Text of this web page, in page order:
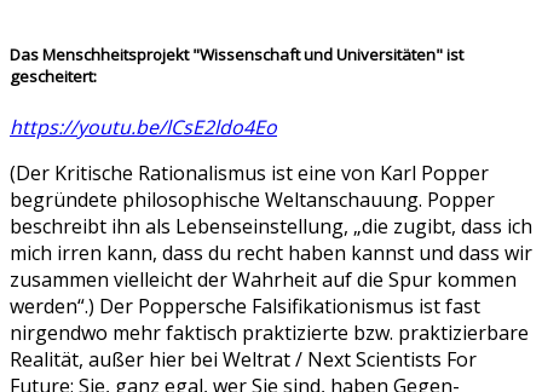
Das Menschheitsprojekt "Wissenschaft und Universitäten" ist
gescheitert:
https://youtu.be/lCsE2ldo4Eo
(Der Kritische Rationalismus ist eine von Karl Popper
begründete philosophische Weltanschauung. Popper
beschreibt ihn als Lebenseinstellung, „die zugibt, dass ich
mich irren kann, dass du recht haben kannst und dass wir
zusammen vielleicht der Wahrheit auf die Spur kommen
werden“.) Der Poppersche Falsifikationismus ist fast
nirgendwo mehr faktisch praktizierte bzw. praktizierbare
Realität, außer hier bei Weltrat / Next Scientists For
Future: Sie, ganz egal, wer Sie sind, haben Gegen-